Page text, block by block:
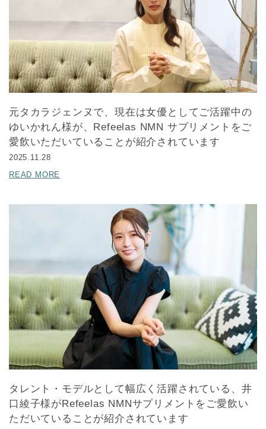
元タカラジェンヌで、現在は女優としてご活躍中の
ゆいかれん様が、Refeelas NMN サプリメントをご
愛飲いただいていることが紹介されています
2025.11.28
READ MORE
タレント・モデルとして幅広く活躍されている、井
口綾子様がRefeelas NMNサプリメントをご愛飲い
ただいていることが紹介されています